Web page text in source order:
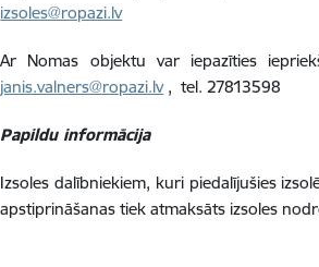
izsoles@ropazi.lv
Ar Nomas objektu var iepazīties
janis.valners@ropazi.lv, tel. 27813598
Papildu informācija
Izsoles dalībniekiem, kuri piedalījušies
apstiprināšanas tiek atmaksāts izsoles